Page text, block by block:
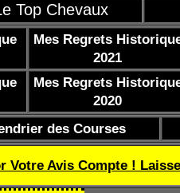
Top Chevaux
Mes Regrets
2021
Mes Regrets
2020
des Courses
Votre Avis Compte !